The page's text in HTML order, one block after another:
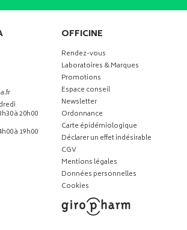
à 20h00
à 19h00
OFFICINE
Rendez-vous
Laboratoires & Marques
Promotions
Espace conseil
Newsletter
Ordonnance
Carte épidémiologique
Déclarer un effet indésirable
CGV
Mentions légales
Données personnelles
Cookies